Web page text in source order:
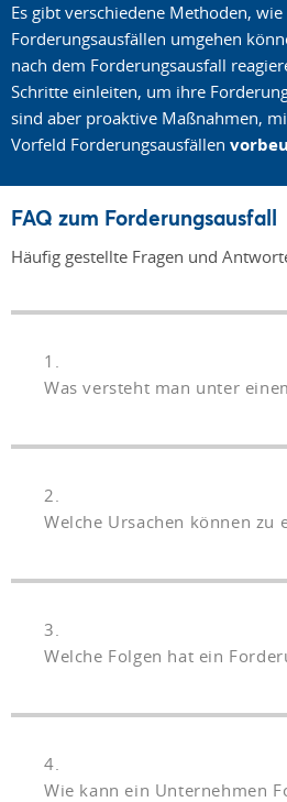
Es gibt verschiedene Methoden,
Forderungsausfällen umgehen
nach dem Forderungsausfall
Schritte einleiten, um ihre
sind aber proaktive Maßnahmen,
Vorfeld Forderungsausfällen
FAQ zum Forderungsausfall
Häufig gestellte Fragen und
1.
Was versteht man unter
2.
Welche Ursachen können zu
3.
Welche Folgen hat ein
4.
Wie kann ein Unternehmen